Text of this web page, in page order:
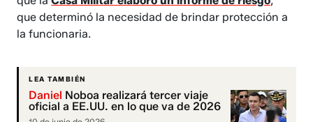
que determinó la necesidad de brindar protección a
la funcionaria.
LEA TAMBIÉN
Daniel Noboa realizará tercer viaje
oficial a EE.UU. en lo que va de 2026